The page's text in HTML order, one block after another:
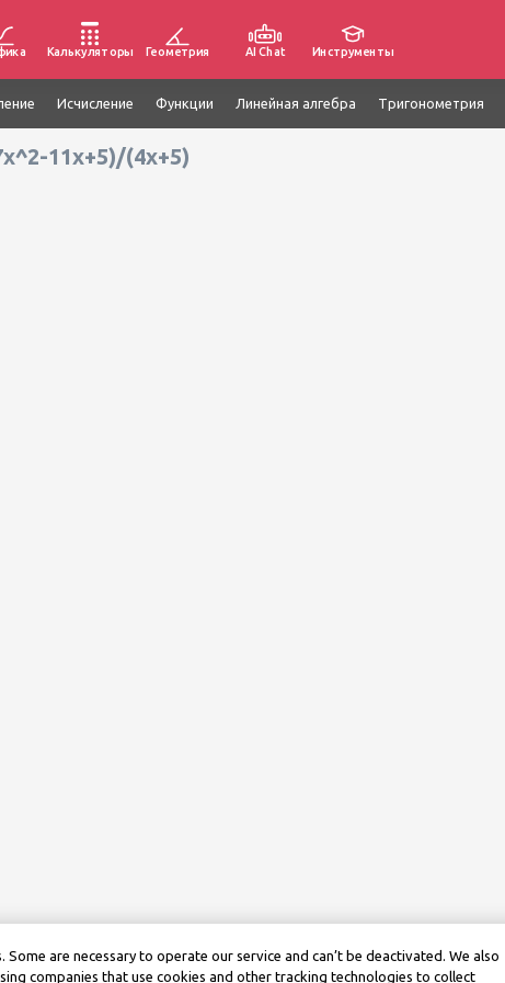
Калькуляторы Геометрия AI Chat Инструменты
Исчисление Функции Линейная алгебра Тригонометрия
11x+5)/(4x+5)
are necessary to operate our service and can’t be deactivated. We also
companies that use cookies and other tracking technologies to collect